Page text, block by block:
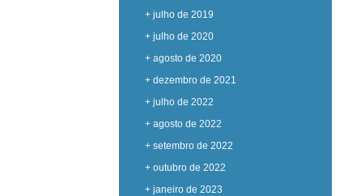
+ julho de 2019
+ julho de 2020
+ agosto de 2020
+ dezembro de 2021
+ julho de 2022
+ agosto de 2022
+ setembro de 2022
+ outubro de 2022
+ janeiro de 2023